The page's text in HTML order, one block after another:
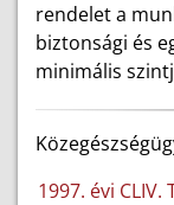
rendelet a
biztonsági és
minimális
1997. évi CLIV.